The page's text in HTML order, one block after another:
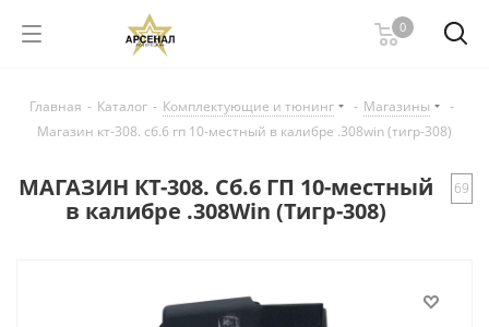
0
Главная - Каталог - Комплектующие и тюнинг - Магазины
-
Магазин кт-308. сб.6 гп 10-местный в калибре .308win (тигр-308)
МАГАЗИН КТ-308. Сб.6 ГП 10-местный
в калибре .308Win (Тигр-308)
69